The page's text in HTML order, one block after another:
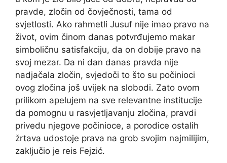
pravde, zločin od čovječnosti, tama od
svjetlosti. Ako rahmetli Jusuf nije imao pravo na
život, ovim činom danas potvrđujemo makar
simboličnu satisfakciju, da on dobije pravo na
svoj mezar. Da ni dan danas pravda nije
nadjačala zločin, svjedoči to što su počinioci
ovog zločina još uvijek na slobodi. Zato ovom
prilikom apelujem na sve relevantne institucije
da pomognu u rasvjetljavanju zločina, pravdi
privedu njegove počinioce, a porodice ostalih
žrtava udostoje prava na grob svojim najmilijim,
zaključio je reis Fejzić.